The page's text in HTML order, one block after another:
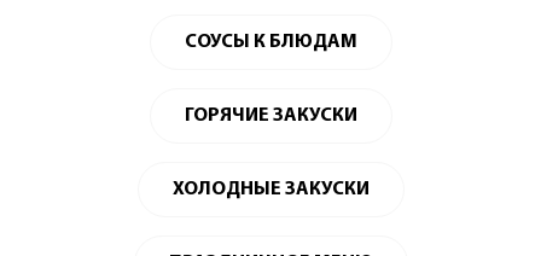
СОУСЫ К БЛЮДАМ
ГОРЯЧИЕ ЗАКУСКИ
ХОЛОДНЫЕ ЗАКУСКИ